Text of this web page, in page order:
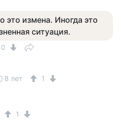
это измена. Иногда это
ситуация.
0
8 лет 1
1